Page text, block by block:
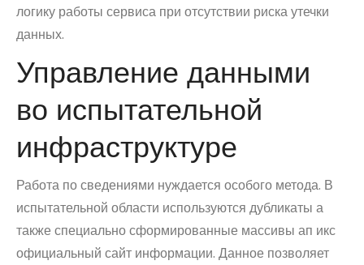
логику работы сервиса при отсутствии риска утечки
данных.
Управление данными
во испытательной
инфраструктуре
Работа по сведениями нуждается особого метода. В
испытательной области используются дубликаты а
также специально сформированные массивы ап икс
официальный сайт информации. Данное позволяет